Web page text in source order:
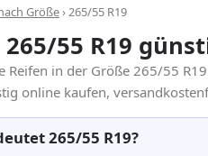
Größe›265/55 R19
265/55 R19
Reifen in der Größe 265/55
online kaufen,
265/55 R19?